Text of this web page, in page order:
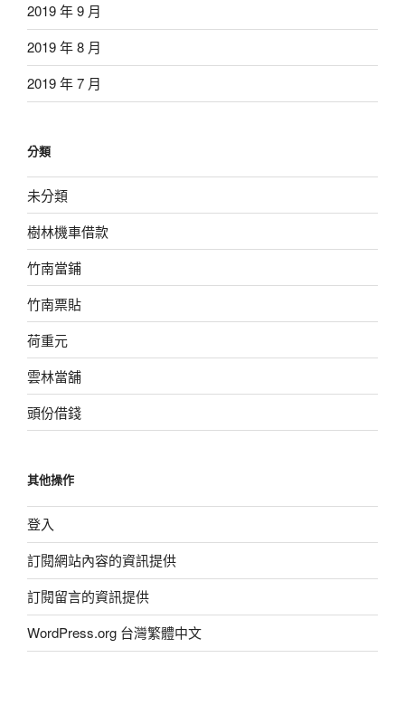
2019 年 9 月
2019 年 8 月
2019 年 7 月
分類
未分類
樹林機車借款
竹南當鋪
竹南票貼
荷重元
雲林當舖
頭份借錢
其他操作
登入
訂閱網站內容的資訊提供
訂閱留言的資訊提供
WordPress.org 台灣繁體中文